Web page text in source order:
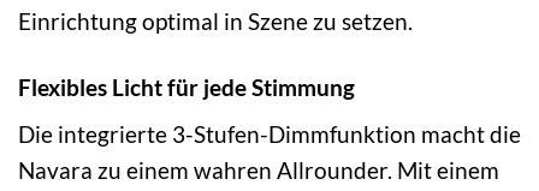
Einrichtung optimal in Szene zu setzen.
Flexibles Licht für jede Stimmung
Die integrierte 3-Stufen-Dimmfunktion macht die
Navara zu einem wahren Allrounder. Mit einem